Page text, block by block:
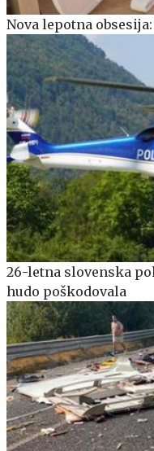
Nova lepotna
26-letna slovenska
hudo poškodovala